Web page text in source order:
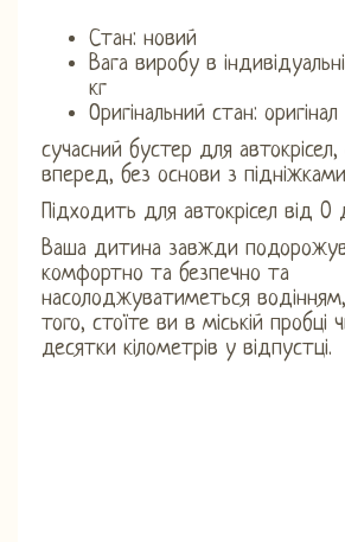
Стан: новий
Вага виробу в
кг
Оригінальний стан: оригінал
сучасний бустер для
вперед, без основи з
Підходить для автокрісел від 0
Ваша дитина завжди
комфортно та безпечно та
насолоджуватиметься
того, стоїте ви в міській пробці
десятки кілометрів у відпустці.